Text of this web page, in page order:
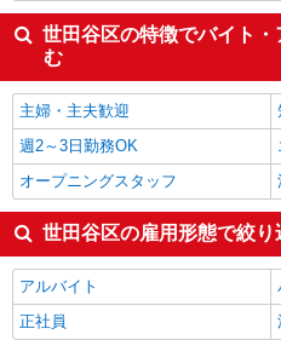
世田谷区の特徴でバイト
む
主婦・主夫歓迎
週2～3日勤務OK
オープニングスタッフ
世田谷区の雇用形態で絞り
アルバイト
正社員